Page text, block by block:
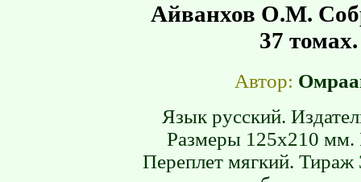
Айванхов О.М.
37
Автор:
Язык русский.
Размеры 125х210 мм.
Переплет мягкий. Тираж